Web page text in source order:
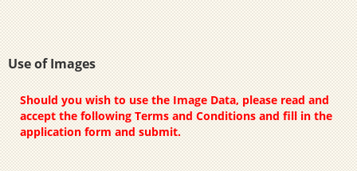
Use of Images
Should you wish to use the Image Data, please read and
accept the following Terms and Conditions and fill in the
application form and submit.